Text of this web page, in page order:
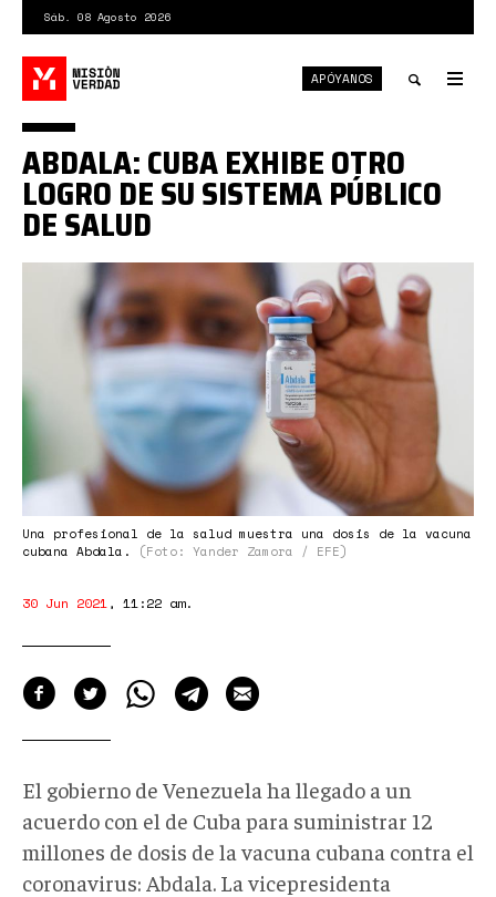
contenido
principal
Sáb. 08 Agosto 2026
APÓYANOS
ap.jpg
Una profesional de la salud muestra una dosis de la vacuna
cubana Abdala.
(Foto: Yander Zamora / EFE)
ABDALA: CUBA EXHIBE OTRO
LOGRO DE SU SISTEMA PÚBLICO
DE SALUD
30 Jun 2021, 11:22 am.
El gobierno de Venezuela ha llegado a un
acuerdo con el de Cuba para suministrar 12
millones de dosis de la vacuna cubana contra el
coronavirus: Abdala. La vicepresidenta